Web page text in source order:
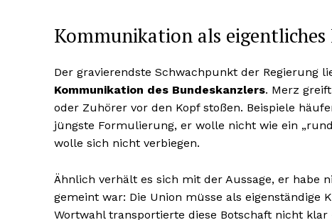
Kommunikation als
Der gravierendste Schwachpunkt der Regierung
Kommunikation des Bundeskanzlers. Merz
oder Zuhörer vor den Kopf stoßen. Beispiele
jüngste Formulierung, er wolle nicht wie ein
wolle sich nicht verbiegen.
Ähnlich verhält es sich mit der Aussage, er habe
gemeint war: Die Union müsse als eigenständige
Wortwahl transportierte diese Botschaft nicht